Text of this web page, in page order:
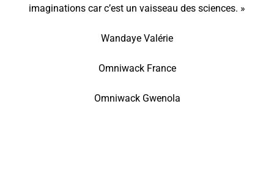
imaginations car c’est un vaisseau des sciences. »
Wandaye Valérie
Omniwack France
Omniwack Gwenola